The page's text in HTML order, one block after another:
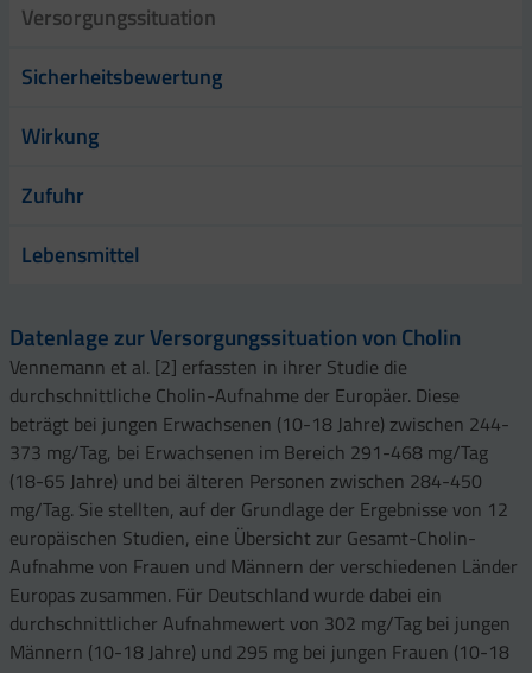
Versorgungssituation
Sicherheitsbewertung
Wirkung
Zufuhr
Lebensmittel
Datenlage zur Versorgungssituation von Cholin
Vennemann et al. [2] erfassten in ihrer Studie die
durchschnittliche Cholin-Aufnahme der Europäer. Diese
beträgt bei jungen Erwachsenen (10-18 Jahre) zwischen 244-
373 mg/Tag, bei Erwachsenen im Bereich 291-468 mg/Tag
(18-65 Jahre) und bei älteren Personen zwischen 284-450
mg/Tag. Sie stellten, auf der Grundlage der Ergebnisse von 12
europäischen Studien, eine Übersicht zur Gesamt-Cholin-
Aufnahme von Frauen und Männern der verschiedenen Länder
Europas zusammen. Für Deutschland wurde dabei ein
durchschnittlicher Aufnahmewert von 302 mg/Tag bei jungen
Männern (10-18 Jahre) und 295 mg bei jungen Frauen (10-18